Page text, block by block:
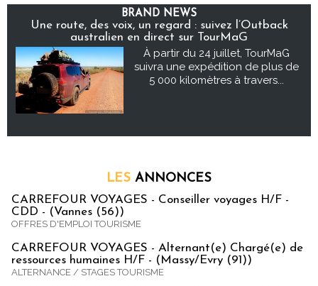
BRAND NEWS
Une route, des voix, un regard : suivez l’Outback
australien en direct sur TourMaG
À partir du 24 juillet, TourMaG
suivra une expédition de plus de
5 000 kilomètres à travers...
LES ANNONCES
CARREFOUR VOYAGES - Conseiller voyages H/F -
CDD - (Vannes (56))
OFFRES D'EMPLOI TOURISME
CARREFOUR VOYAGES - Alternant(e) Chargé(e) de
ressources humaines H/F - (Massy/Evry (91))
ALTERNANCE / STAGES TOURISME